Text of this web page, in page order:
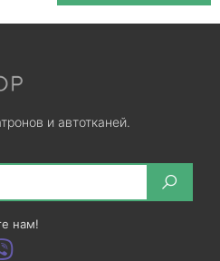
и автотканей.
нам!